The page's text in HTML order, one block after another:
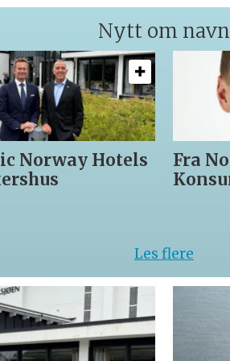
Nytt om navn
Fra NorEngros til
Konsumgruppen
Les flere